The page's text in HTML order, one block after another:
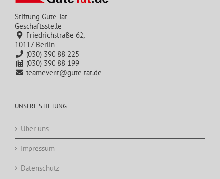
Stiftung Gute-Tat
Geschäftsstelle
Friedrichstraße 62,
10117 Berlin
(030) 390 88 225
(030) 390 88 199
teamevent@gute-tat.de
UNSERE STIFTUNG
Über uns
Impressum
Datenschutz